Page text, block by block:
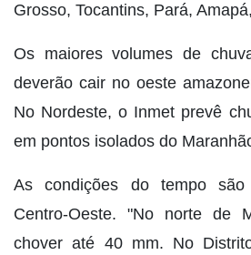
Grosso, Tocantins, Pará,
Os maiores volumes de
deverão cair no oeste
No Nordeste, o Inmet prevê
em pontos isolados do
As condições do tempo
Centro-Oeste. "No norte de
chover até 40 mm. No